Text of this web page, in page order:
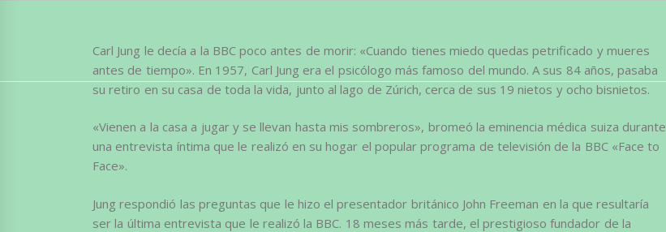
Carl Jung le decía a la BBC poco antes de morir: «Cuando tienes miedo quedas petrificado y mueres
antes de tiempo». En 1957, Carl Jung era el psicólogo más famoso del mundo. A sus 84 años, pasaba
su retiro en su casa de toda la vida, junto al lago de Zúrich, cerca de sus 19 nietos y ocho bisnietos.
«Vienen a la casa a jugar y se llevan hasta mis sombreros», bromeó la eminencia médica suiza durante
una entrevista íntima que le realizó en su hogar el popular programa de televisión de la BBC «Face to
Face».
Jung respondió las preguntas que le hizo el presentador británico John Freeman en la que resultaría
ser la última entrevista que le realizó la BBC. 18 meses más tarde, el prestigioso fundador de la